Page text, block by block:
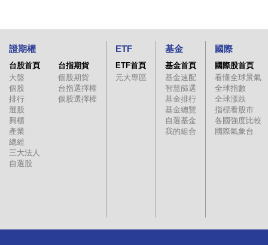
證期權
台股首頁
大盤
個股
排行
選股
興櫃
產業
總經
三大法人
自選股
台指期貨
個股期貨
台指選擇權
個股選擇權
ETF
ETF首頁
元大專區
基金
基金首頁
基金速配
智慧篩選
基金排行
基金總覽
自選基金
我的組合
國際
國際股首頁
看懂全球景氣
全球指數
全球漲跌
指標看股市
各國強度比較
國際氣象台